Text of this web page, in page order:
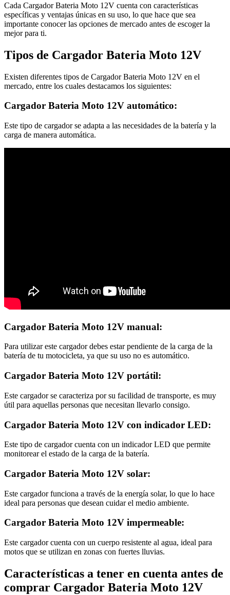
Cada Cargador Bateria Moto 12V cuenta con características
específicas y ventajas únicas en su uso, lo que hace que sea
importante conocer las opciones de mercado antes de escoger la
mejor para ti.
Tipos de Cargador Bateria Moto 12V
Existen diferentes tipos de Cargador Bateria Moto 12V en el
mercado, entre los cuales destacamos los siguientes:
Cargador Bateria Moto 12V automático:
Este tipo de cargador se adapta a las necesidades de la batería y la
carga de manera automática.
Cargador Bateria Moto 12V manual:
Para utilizar este cargador debes estar pendiente de la carga de la
batería de tu motocicleta, ya que su uso no es automático.
Cargador Bateria Moto 12V portátil:
Este cargador se caracteriza por su facilidad de transporte, es muy
útil para aquellas personas que necesitan llevarlo consigo.
Cargador Bateria Moto 12V con indicador LED:
Este tipo de cargador cuenta con un indicador LED que permite
monitorear el estado de la carga de la batería.
Cargador Bateria Moto 12V solar:
Este cargador funciona a través de la energía solar, lo que lo hace
ideal para personas que desean cuidar el medio ambiente.
Cargador Bateria Moto 12V impermeable:
Este cargador cuenta con un cuerpo resistente al agua, ideal para
motos que se utilizan en zonas con fuertes lluvias.
Características a tener en cuenta antes de
comprar Cargador Bateria Moto 12V